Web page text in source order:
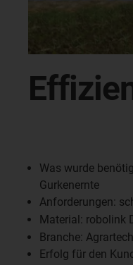
Was wurde
Gurkenernte
Anforderungen:
Material: robolink
Branche:
Erfolg für den